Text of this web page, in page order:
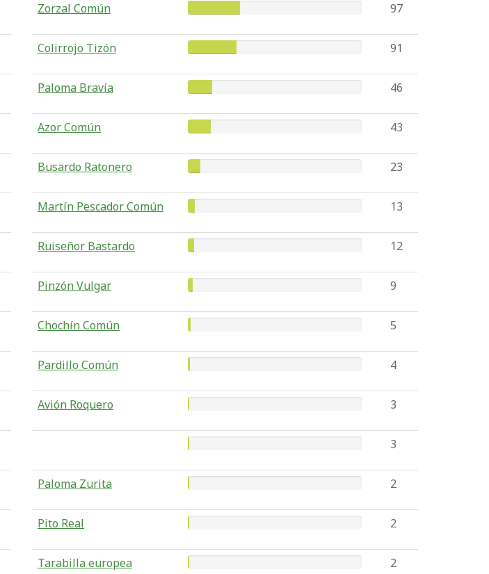
Zorzal Común 97
Colirrojo Tizón 91
Paloma Bravía 46
Azor Común 43
Busardo Ratonero 23
Martín Pescador Común 13
Ruiseñor Bastardo 12
Pinzón Vulgar 9
Chochín Común 5
Pardillo Común 4
Avión Roquero 3
3
Paloma Zurita 2
Pito Real 2
Tarabilla europea 2